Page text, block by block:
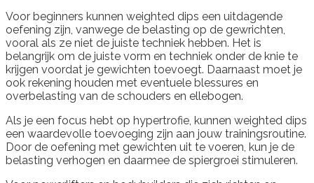
Voor beginners kunnen weighted dips een uitdagende
oefening zijn, vanwege de belasting op de gewrichten,
vooral als ze niet de juiste techniek hebben. Het is
belangrijk om de juiste vorm en techniek onder de knie te
krijgen voordat je gewichten toevoegt. Daarnaast moet je
ook rekening houden met eventuele blessures en
overbelasting van de schouders en ellebogen.
Als je een focus hebt op hypertrofie, kunnen weighted dips
een waardevolle toevoeging zijn aan jouw trainingsroutine.
Door de oefening met gewichten uit te voeren, kun je de
belasting verhogen en daarmee de spiergroei stimuleren.